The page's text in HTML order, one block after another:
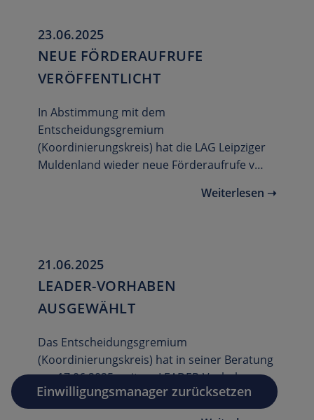
23.06.2025
NEUE FÖRDERAUFRUFE
VERÖFFENTLICHT
In Abstimmung mit dem
Entscheidungsgremium
(Koordinierungskreis) hat die LAG Leipziger
Muldenland wieder neue Förderaufrufe v…
Weiterlesen ➝
21.06.2025
LEADER-VORHABEN
AUSGEWÄHLT
Das Entscheidungsgremium
(Koordinierungskreis) hat in seiner Beratung
am 17.06.2025 weitere LEADER-Vorhaben
ausgewählt, die n…
Einwilligungsmanager zurücksetzen